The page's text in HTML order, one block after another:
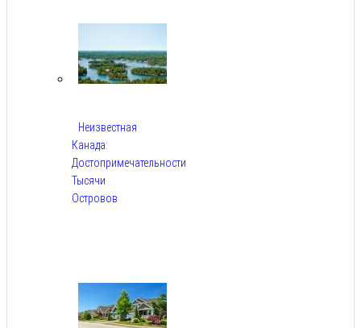
Неизвестная
Канада:
Достопримечательности
Тысячи
Островов